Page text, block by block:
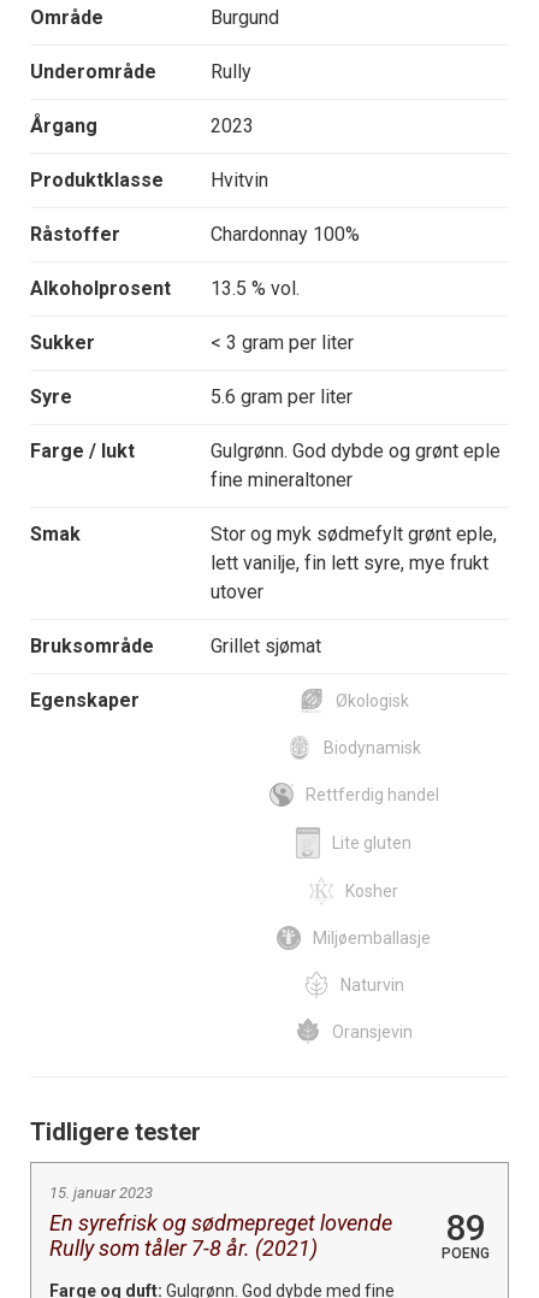
Område Burgund
Underområde Rully
Årgang 2023
Produktklasse Hvitvin
Råstoffer Chardonnay 100%
Alkoholprosent 13.5 % vol.
Sukker < 3 gram per liter
Syre 5.6 gram per liter
Farge / lukt
Gulgrønn. God dybde og grønt eple
fine mineraltoner
Smak
Stor og myk sødmefylt grønt eple,
lett vanilje, fin lett syre, mye frukt
utover
Bruksområde Grillet sjømat
Egenskaper Økologisk
Biodynamisk
Rettferdig handel
Lite gluten
Kosher
Miljøemballasje
Naturvin
Oransjevin
Tidligere tester
15. januar 2023
En syrefrisk og sødmepreget lovende
Rully som tåler 7-8 år. (2021)
89
POENG
Farge og duft: Gulgrønn. God dybde med fine